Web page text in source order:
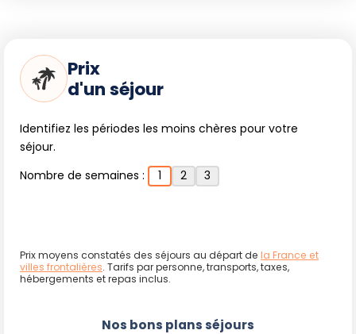
Prix
d'un séjour
Identifiez les périodes les moins chères pour votre
séjour.
Nombre de semaines :
1 2 3
Prix moyens constatés des séjours au départ de la France et
villes frontalières. Tarifs par personne, transports, taxes,
hébergements et repas inclus.
Nos bons plans séjours